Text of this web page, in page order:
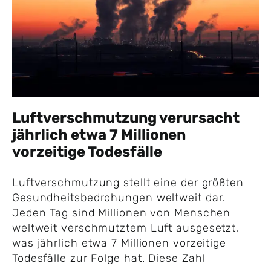
Luftverschmutzung verursacht
jährlich etwa 7 Millionen
vorzeitige Todesfälle
Luftverschmutzung stellt eine der größten
Gesundheitsbedrohungen weltweit dar.
Jeden Tag sind Millionen von Menschen
weltweit verschmutztem Luft ausgesetzt,
was jährlich etwa 7 Millionen vorzeitige
Todesfälle zur Folge hat. Diese Zahl